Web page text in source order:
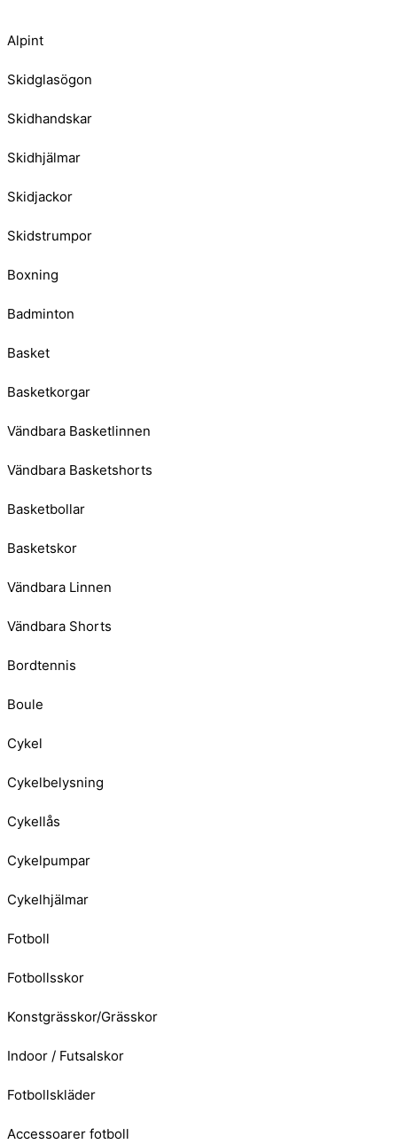
Alpint
Skidglasögon
Skidhandskar
Skidhjälmar
Skidjackor
Skidstrumpor
Boxning
Badminton
Basket
Basketkorgar
Vändbara Basketlinnen
Vändbara Basketshorts
Basketbollar
Basketskor
Vändbara Linnen
Vändbara Shorts
Bordtennis
Boule
Cykel
Cykelbelysning
Cykellås
Cykelpumpar
Cykelhjälmar
Fotboll
Fotbollsskor
Konstgrässkor/Grässkor
Indoor / Futsalskor
Fotbollskläder
Accessoarer fotboll